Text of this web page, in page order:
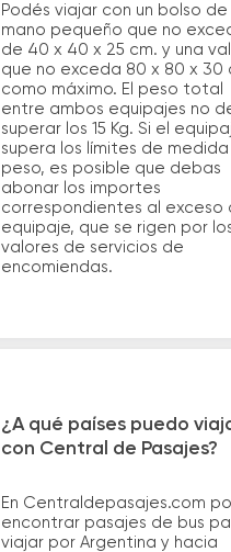
Podés viajar con un bolso de
mano pequeño que no
de 40 x 40 x 25 cm. y una
que no exceda 80 x 80 x 30
como máximo. El peso total
entre ambos equipajes no
superar los 15 Kg. Si el
supera los límites de medida
peso, es posible que debas
abonar los importes
correspondientes al exceso
equipaje, que se rigen por
valores de servicios de
encomiendas.
¿A qué países puedo
con Central de Pasajes?
En Centraldepasajes.com
encontrar pasajes de bus
viajar por Argentina y hacia